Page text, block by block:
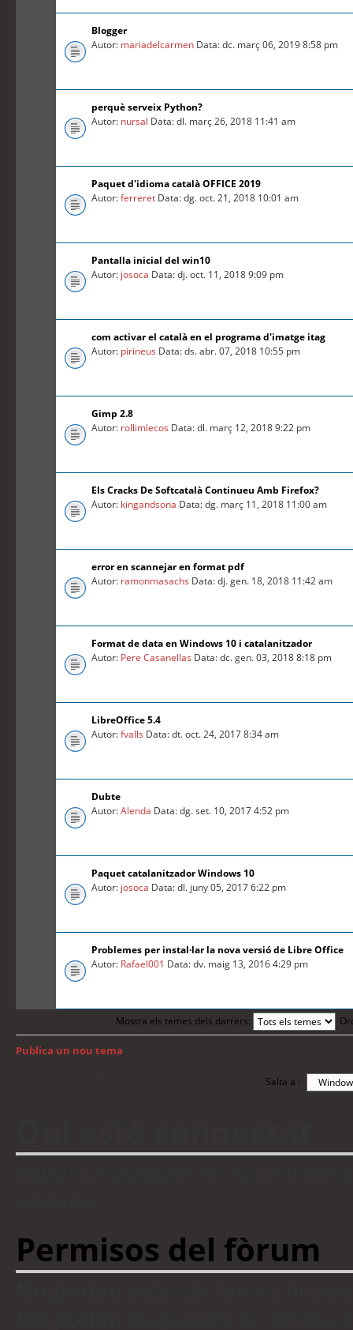
Blogger
Autor: mariadelcarmen Data: dc. març 06, 2019 8:58 pm
perquè serveix Python?
Autor: nursal Data: dl. març 26, 2018 11:41 am
Paquet d'idioma català OFFICE 2019
Autor:ferreret Data: dg. oct. 21, 2018 10:01 am
Pantalla inicial del win10
Autor: josoca Data: dj. oct. 11, 2018 9:09 pm
com activar el català en el programa d'imatge itag
Autor: pirineus Data: ds. abr. 07, 2018 10:55 pm
Gimp 2.8
Autor: rollimlecos Data: dl. març 12, 2018 9:22 pm
Els Cracks De Softcatalà Continueu Amb Firefox?
Autor: kingandsona Data: dg. març 11, 2018 11:00 am
error en scannejar en format pdf
Autor: ramonmasachs Data: dj. gen. 18, 2018 11:42 am
Format de data en Windows 10 i catalanitzador
Autor: Pere Casanellas Data: dc. gen. 03, 2018 8:18 pm
LibreOffice 5.4
Autor:fvalls Data: dt. oct. 24, 2017 8:34 am
Dubte
Autor:Alenda Data: dg. set. 10, 2017 4:52 pm
Paquet catalanitzador Windows 10
Autor: josoca Data: dl. juny 05, 2017 6:22 pm
Problemes per instal·lar la nova versió de Libre Office
Autor: Rafael001 Data: dv. maig 13, 2016 4:29 pm
Mostra els temes dels darrers:
Publica un nou tema
Salta a :
Permisos del fòrum